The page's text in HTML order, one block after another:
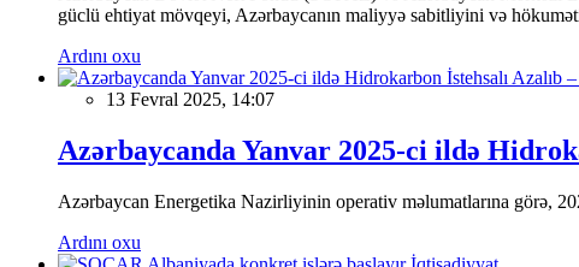
güclü ehtiyat mövqeyi, Azərbaycanın maliyyə sabitliyini və
Ardını oxu
13 Fevral 2025, 14:07
Azərbaycanda Yanvar 2025-ci ildə
Azərbaycan Energetika Nazirliyinin operativ məlumatlarına görə,
Ardını oxu